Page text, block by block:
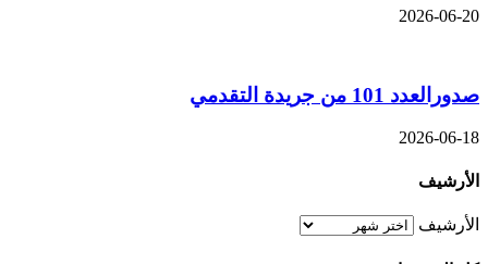
2026-06-20
صدورالعدد 101 من جريدة التقدمي
2026-06-18
الأرشيف
الأرشيف